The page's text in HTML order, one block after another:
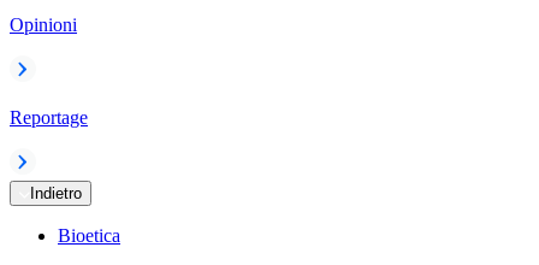
Opinioni
Reportage
Indietro
Bioetica